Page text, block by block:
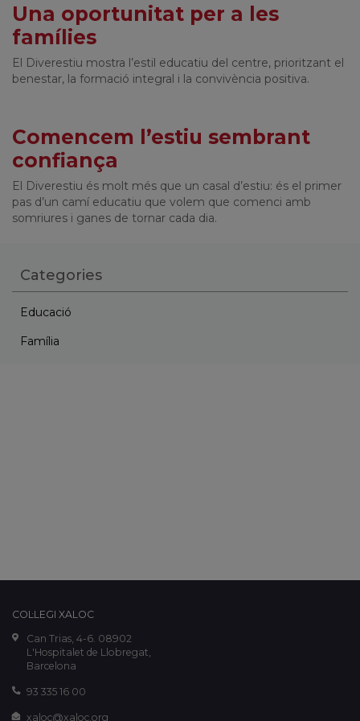
Una oportunitat per a les
famílies
El Diverestiu mostra l’estil educatiu del centre, prioritzant el
benestar, la formació integral i la convivència positiva.
Comencem l’estiu sembrant
confiança
El Diverestiu és molt més que un casal d’estiu: és el primer
pas d’un camí educatiu que volem que comenci amb
somriures i ganes de tornar cada dia.
Categories
Educació
Família
COL·LEGI XALOC
Can Trias, 4-6. 08902
L'Hospitalet de Llobregat,
Barcelona
93 335 16 00
xaloc@xaloc.org